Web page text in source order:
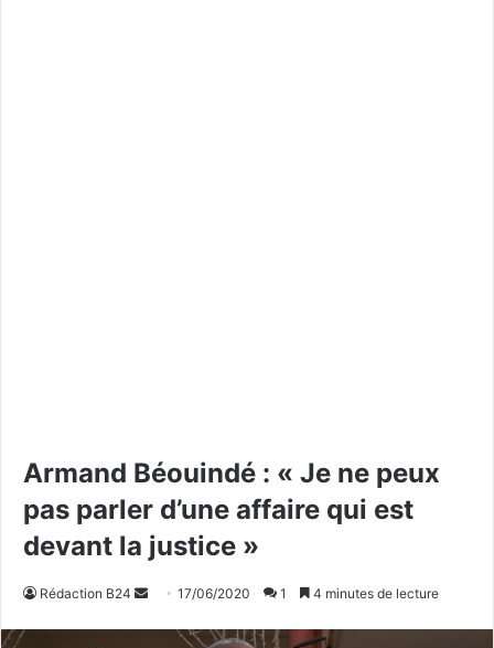
Armand Béouindé : « Je ne peux
pas parler d’une affaire qui est
devant la justice »
Rédaction B24 17/06/2020 1 4 minutes de lecture